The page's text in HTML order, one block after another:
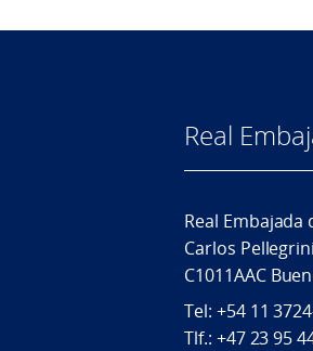
Real
Real
Carlos
C1011AAC
Tel: +54 11
Tlf.: +47 23 95